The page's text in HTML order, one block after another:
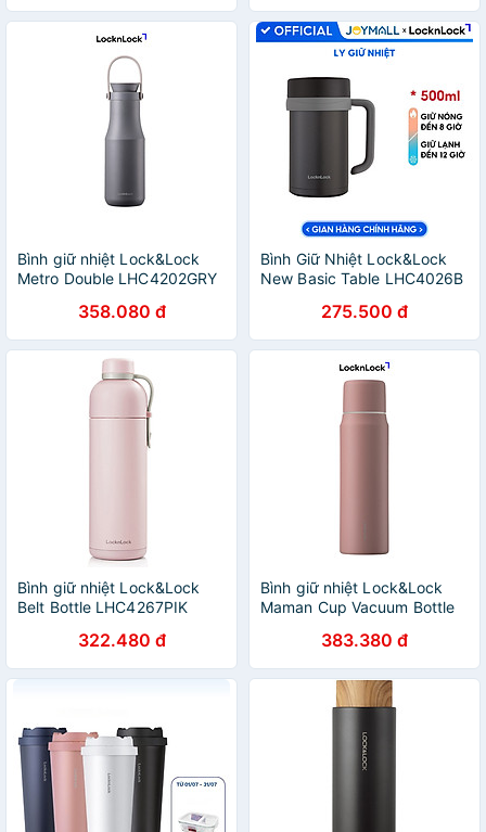
Bình giữ nhiệt Lock&Lock
Metro Double LHC4202GRY
358.080 đ
Bình Giữ Nhiệt Lock&Lock
New Basic Table LHC4026B
275.500 đ
Bình giữ nhiệt Lock&Lock
Belt Bottle LHC4267PIK
322.480 đ
Bình giữ nhiệt Lock&Lock
Maman Cup Vacuum Bottle
383.380 đ